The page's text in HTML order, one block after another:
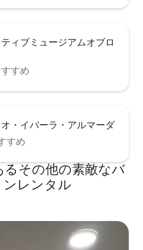
ィブミュージアムオブロ
すめ
・イバーラ・アルマーダ
すめ
その他の素敵なバ
レンタル